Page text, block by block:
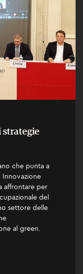
strategie
che punta a
affrontare per
del
settore delle
al green.